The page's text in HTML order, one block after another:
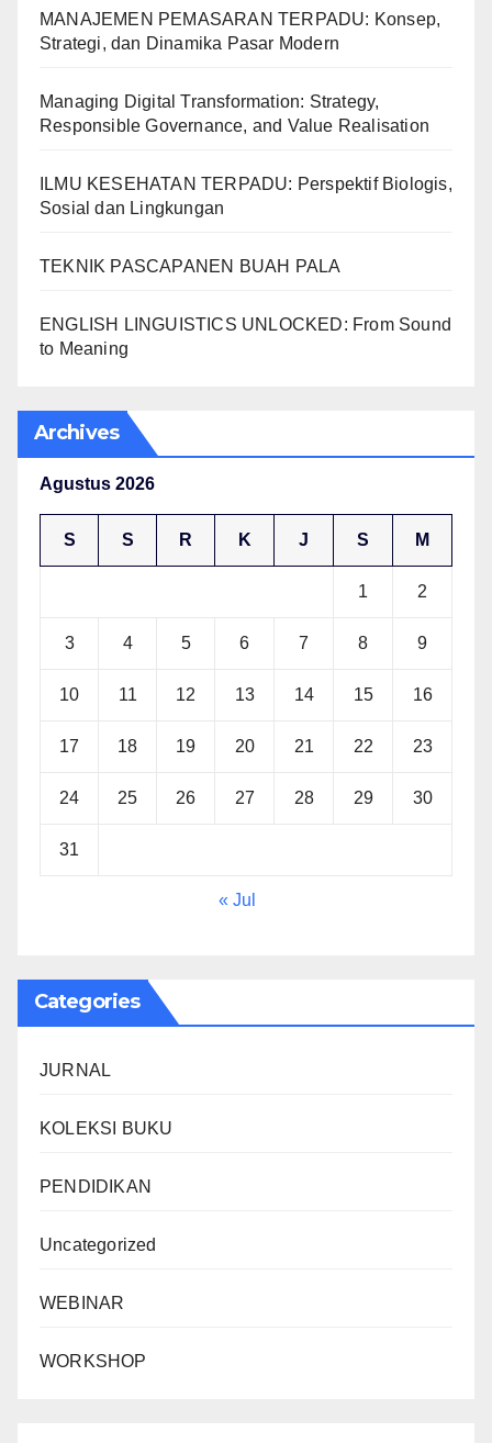
MANAJEMEN PEMASARAN TERPADU: Konsep,
Strategi, dan Dinamika Pasar Modern
Managing Digital Transformation: Strategy,
Responsible Governance, and Value Realisation
ILMU KESEHATAN TERPADU: Perspektif Biologis,
Sosial dan Lingkungan
TEKNIK PASCAPANEN BUAH PALA
ENGLISH LINGUISTICS UNLOCKED: From Sound
to Meaning
Archives
Agustus 2026
S S R K J S M
1 2
3 4 5 6 7 8 9
10 11 12 13 14 15 16
17 18 19 20 21 22 23
24 25 26 27 28 29 30
31
« Jul
Categories
JURNAL
KOLEKSI BUKU
PENDIDIKAN
Uncategorized
WEBINAR
WORKSHOP